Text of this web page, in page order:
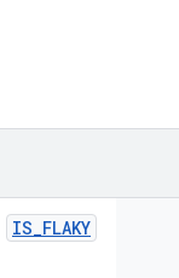
IS_FLAKY